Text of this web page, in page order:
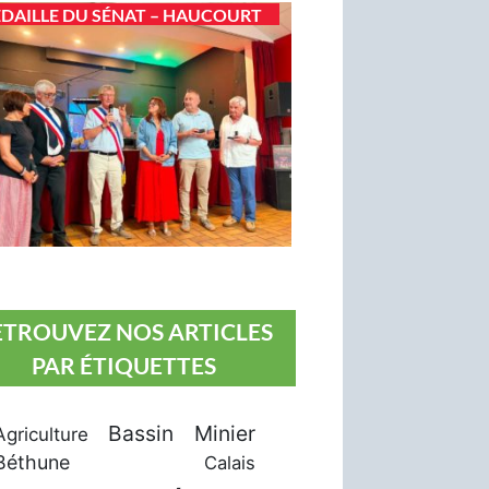
DU SÉNAT – HAUCOURT
NOS ARTICLES
PAR ÉTIQUETTES
Bassin Minier
Calais